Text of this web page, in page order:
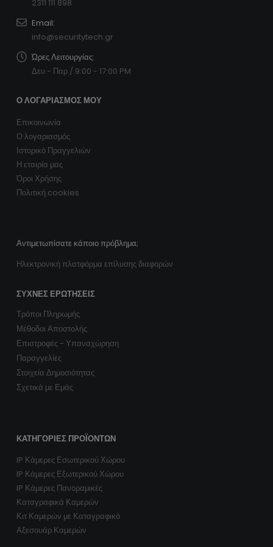
2311 111 898
Email:
info@securitytech.gr
Ώρες Λειτουργίας:
Δευ - Παρ / 9:00 - 17:00 PM
Ο ΛΟΓΑΡΙΑΣΜΌΣ ΜΟΥ
Επικοινωνία
Ο λογαριασμός
Ιστορικό Πραγγελιών
Η εταιρία μας
Όροι Χρήσης
Πολιτική cookies
Αντιμετωπίσατε κάποιο πρόβλημα;
Ηλεκτρονική πλατφόρμα επίλυσης διαφορών
ΣΥΧΝΈΣ ΕΡΩΤΉΣΕΙΣ
Τρόποι Πληρωμής
Μέθοδοι Αποστολής
Επιστροφές - Υπαναχώρηση
Παραγγελίες
Στοιχεία Δημοσιότητας
Σχετικά με Εμάς
ΚΑΤΗΓΟΡΊΕΣ ΠΡΟΪΌΝΤΩΝ
IP Κάμερες Εσωτερικού Χώρου
IP Κάμερες Εξωτερικού Χώρου
IP Κάμερες Πανοραμικές
Καταγραφικά Καμερών
Κιτ Καμερών με Καταγραφικό
Αξεσουάρ Καμερών